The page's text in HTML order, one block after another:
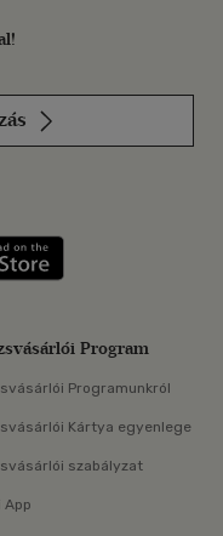
Szerezd meg: Google
Program
Programunkról
Kártya egyenlege
szabályzat
App